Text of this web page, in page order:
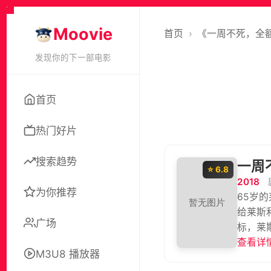
Moovie
发现你的下一部电影
首页
热门好片
搜索趋势
为你推荐
广场
M3U8 播放器
首页 › 《一周不死，全
⭐ 6.8 一周
2018
65岁的
给莱斯
标，莱
想要自
查看详